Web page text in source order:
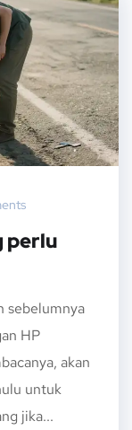
perlu
sebelumnya
HP
akan
untuk
jika...